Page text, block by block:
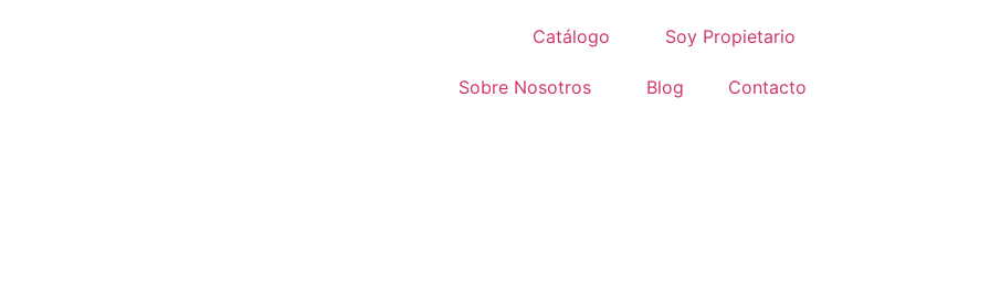
Catálogo Soy Propietario
Sobre Nosotros Blog Contacto